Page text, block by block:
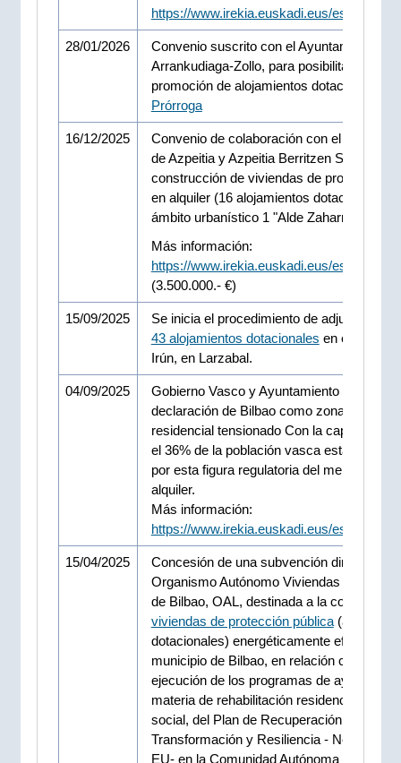
https://www.irekia.euskadi.eus/es/news/
28/01/2026
Convenio suscrito con el Ayuntamiento de
Arrankudiaga-Zollo, para posibilitar una
promoción de alojamientos dotacionales.
Prórroga
16/12/2025
Convenio de colaboración con el
de Azpeitia y Azpeitia Berritzen S.A., para
construcción de viviendas de protección
en alquiler (16 alojamientos dotacionales)
ámbito urbanístico 1 "Alde Zaharra".
Más información:
https://www.irekia.euskadi.eus/es/news/
(3.500.000.- €)
15/09/2025
Se inicia el procedimiento de adjudicación
43 alojamientos dotacionales en el
Irún, en Larzabal.
04/09/2025
Gobierno Vasco y Ayuntamiento acuerdan
declaración de Bilbao como zona de
residencial tensionado Con la capital
el 36% de la población vasca está
por esta figura regulatoria del mercado del
alquiler.
Más información:
https://www.irekia.euskadi.eus/es/news/
15/04/2025
Concesión de una subvención directa al
Organismo Autónomo Viviendas
de Bilbao, OAL, destinada a la
viviendas de protección pública
dotacionales) energéticamente eficientes
municipio de Bilbao, en relación con la
ejecución de los programas de ayuda en
materia de rehabilitación residencial y
social, del Plan de Recuperación,
Transformación y Resiliencia - Next
EU- en la Comunidad Autónoma del País